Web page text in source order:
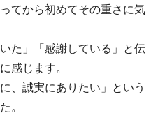
てから初めてその重さに気
た」「感謝している」と伝
感じます。
、誠実にありたい」という
。